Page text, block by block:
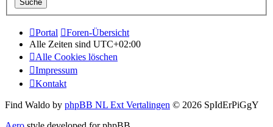
Portal
Foren-Übersicht
Alle Zeiten sind UTC+02:00
Alle Cookies löschen
Impressum
Kontakt
Find Waldo by phpBB NL Ext Vertalingen © 2026 SpIdErPiGgY